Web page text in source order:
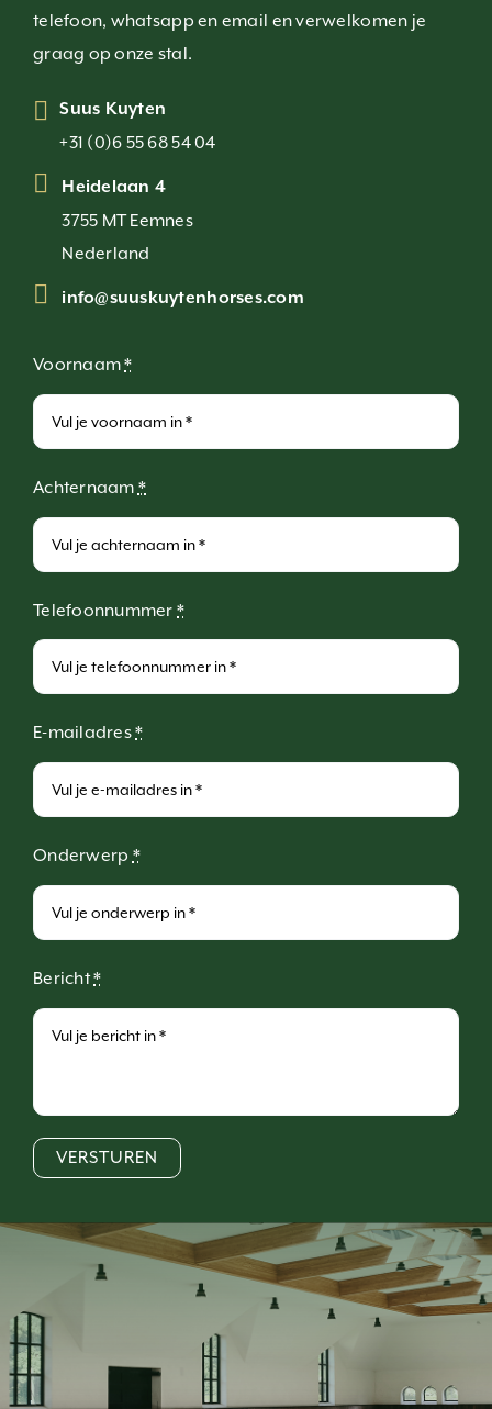
Voornaam*
Achternaam *
Telefoonnummer*
E-mailadres*
Onderwerp *
Bericht*
VERSTUREN
telefoon, whatsapp en email en verwelkomen je
graag op onze stal.
Suus Kuyten
+31 (0)6 55 68 54 04
Heidelaan 4
3755 MT Eemnes
Nederland
info@suuskuytenhorses.com